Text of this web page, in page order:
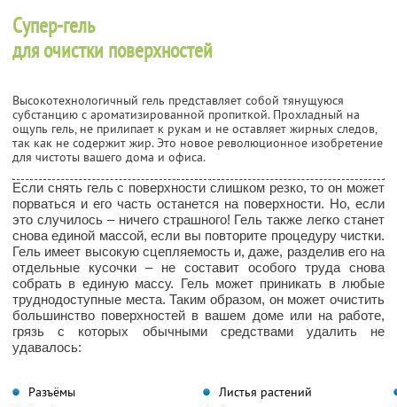
Супер-гель
для очистки поверхностей
Высокотехнологичный гель представляет собой тянущуюся
субстанцию с ароматизированной пропиткой. Прохладный на
ощупь гель, не прилипает к рукам и не оставляет жирных следов,
так как не содержит жир. Это новое революционное изобретение
для чистоты вашего дома и офиса.
Если снять гель с поверхности слишком резко, то он может
порваться и его часть останется на поверхности. Но, если
это случилось – ничего страшного! Гель также легко станет
снова единой массой, если вы повторите процедуру чистки.
Гель имеет высокую сцепляемость и, даже, разделив его на
отдельные кусочки – не составит особого труда снова
собрать в единую массу. Гель может приникать в любые
труднодоступные места. Таким образом, он может очистить
большинство поверхностей в вашем доме или на работе,
грязь с которых обычными средствами удалить не
удавалось:
Разъёмы
Листья растений